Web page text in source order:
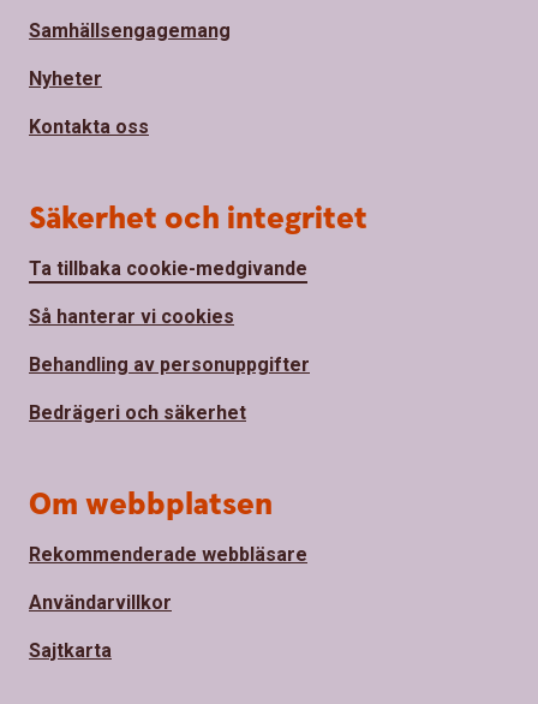
Samhällsengagemang
Nyheter
Kontakta oss
Säkerhet och integritet
Ta tillbaka cookie-medgivande
Så hanterar vi cookies
Behandling av personuppgifter
Bedrägeri och säkerhet
Om webbplatsen
Rekommenderade webbläsare
Användarvillkor
Sajtkarta